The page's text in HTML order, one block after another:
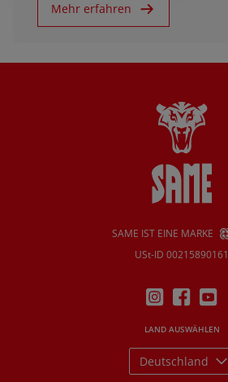
Mehr erfahren
SAME IST EINE MARKE
USt-ID 00215890161
LAND AUSWÄHLEN
Deutschland